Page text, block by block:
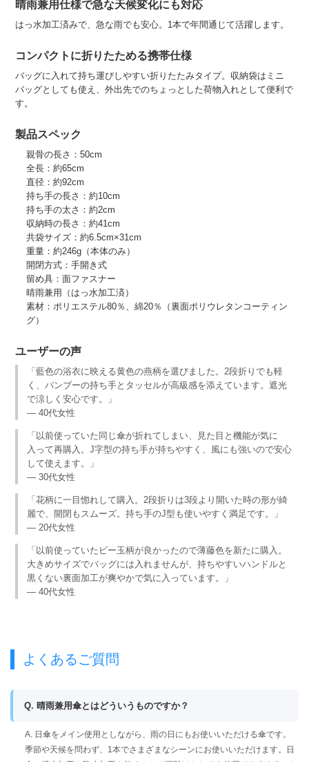
晴雨兼用仕様で急な天候変化にも対応
はっ水加工済みで、急な雨でも安心。1本で年間通じて活躍します。
コンパクトに折りたためる携帯仕様
バッグに入れて持ち運びしやすい折りたたみタイプ。収納袋はミニ
バッグとしても使え、外出先でのちょっとした荷物入れとして便利で
す。
製品スペック
親骨の長さ：50cm
全長：約65cm
直径：約92cm
持ち手の長さ：約10cm
持ち手の太さ：約2cm
収納時の長さ：約41cm
共袋サイズ：約6.5cm×31cm
重量：約246g（本体のみ）
開閉方式：手開き式
留め具：面ファスナー
晴雨兼用（はっ水加工済）
素材：ポリエステル80％、綿20％（裏面ポリウレタンコーティン
グ）
ユーザーの声
「藍色の浴衣に映える黄色の燕柄を選びました。2段折りでも軽
く、バンブーの持ち手とタッセルが高級感を添えています。遮光
で涼しく安心です。」
— 40代女性
「以前使っていた同じ傘が折れてしまい、見た目と機能が気に
入って再購入。J字型の持ち手が持ちやすく、風にも強いので安心
して使えます。」
— 30代女性
「花柄に一目惚れして購入。2段折りは3段より開いた時の形が綺
麗で、開閉もスムーズ。持ち手のJ型も使いやすく満足です。」
— 20代女性
「以前使っていたビー玉柄が良かったので薄藤色を新たに購入。
大きめサイズでバッグには入れませんが、持ちやすいハンドルと
黒くない裏面加工が爽やかで気に入っています。」
— 40代女性
よくあるご質問
Q. 晴雨兼用傘とはどういうものですか？
A. 日傘をメイン使用としながら、雨の日にもお使いいただける傘です。
季節や天候を問わず、1本でさまざまなシーンにお使いいただけます。日